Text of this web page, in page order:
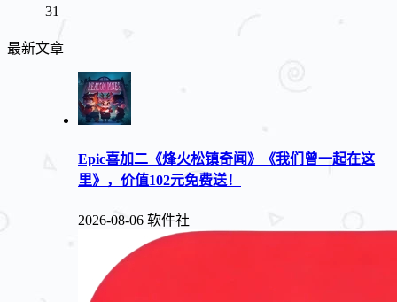
31
最新文章
Epic喜加二《烽火松镇奇闻》《我们曾一起在这
里》，价值102元免费送！
2026-08-06 软件社